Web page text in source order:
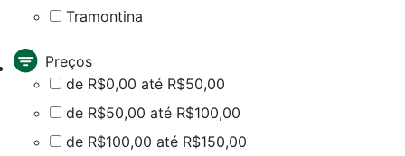
Tramontina
Preços
de R$0,00 até R$50,00
de R$50,00 até R$100,00
de R$100,00 até R$150,00